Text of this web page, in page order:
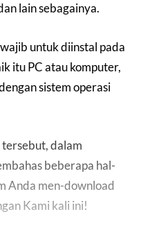
lain sebagainya.
untuk diinstal pada
itu PC atau komputer,
sistem operasi
dalam
beberapa hal-
Anda men-download
Kami kali ini!